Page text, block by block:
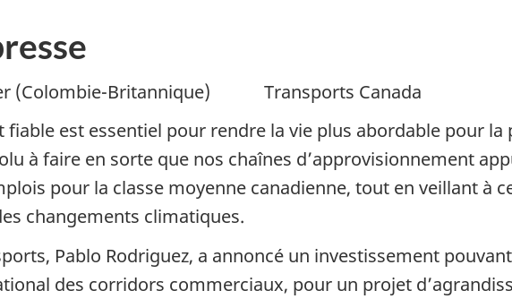
(Colombie-Britannique) Transports Canada
est essentiel pour rendre la vie plus abordable pour la
à faire en sorte que nos chaînes d’approvisionnement
pour la classe moyenne canadienne, tout en veillant à
changements climatiques.
Pablo Rodriguez, a annoncé un investissement
des corridors commerciaux, pour un projet